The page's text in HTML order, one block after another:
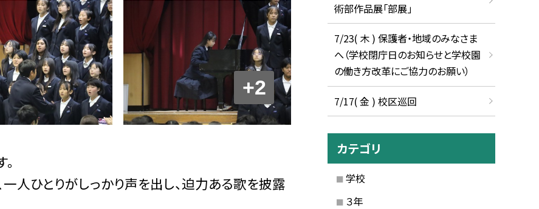
+2
人ひとりがしっかり声を出し、迫力ある歌を披露
術部作品展「部展」
7/23( 木 ) 保護者・地域のみなさま
へ（学校閉庁日のお知らせと学校園
の働き方改革にご協力のお願い）
7/17( 金 ) 校区巡回
カテゴリ
学校
３年